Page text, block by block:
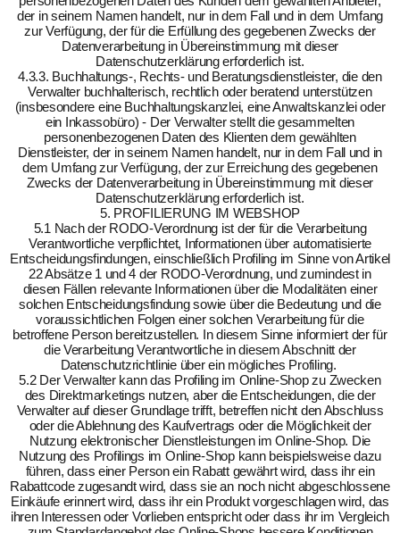
der in seinem Namen handelt, nur in dem Fall und in dem Umfang
zur Verfügung, der für die Erfüllung des gegebenen Zwecks der
Datenverarbeitung in Übereinstimmung mit dieser
Datenschutzerklärung erforderlich ist.
4.3.3. Buchhaltungs-, Rechts- und Beratungsdienstleister, die den
Verwalter buchhalterisch, rechtlich oder beratend unterstützen
(insbesondere eine Buchhaltungskanzlei, eine Anwaltskanzlei oder
ein Inkassobüro) - Der Verwalter stellt die gesammelten
personenbezogenen Daten des Klienten dem gewählten
Dienstleister, der in seinem Namen handelt, nur in dem Fall und in
dem Umfang zur Verfügung, der zur Erreichung des gegebenen
Zwecks der Datenverarbeitung in Übereinstimmung mit dieser
Datenschutzerklärung erforderlich ist.
5. PROFILIERUNG IM WEBSHOP
5.1 Nach der RODO-Verordnung ist der für die Verarbeitung
Verantwortliche verpflichtet, Informationen über automatisierte
Entscheidungsfindungen, einschließlich Profiling im Sinne von Artikel
22 Absätze 1 und 4 der RODO-Verordnung, und zumindest in
diesen Fällen relevante Informationen über die Modalitäten einer
solchen Entscheidungsfindung sowie über die Bedeutung und die
voraussichtlichen Folgen einer solchen Verarbeitung für die
betroffene Person bereitzustellen. In diesem Sinne informiert der für
die Verarbeitung Verantwortliche in diesem Abschnitt der
Datenschutzrichtlinie über ein mögliches Profiling.
5.2 Der Verwalter kann das Profiling im Online-Shop zu Zwecken
des Direktmarketings nutzen, aber die Entscheidungen, die der
Verwalter auf dieser Grundlage trifft, betreffen nicht den Abschluss
oder die Ablehnung des Kaufvertrags oder die Möglichkeit der
Nutzung elektronischer Dienstleistungen im Online-Shop. Die
Nutzung des Profilings im Online-Shop kann beispielsweise dazu
führen, dass einer Person ein Rabatt gewährt wird, dass ihr ein
Rabattcode zugesandt wird, dass sie an noch nicht abgeschlossene
Einkäufe erinnert wird, dass ihr ein Produkt vorgeschlagen wird, das
ihren Interessen oder Vorlieben entspricht oder dass ihr im Vergleich